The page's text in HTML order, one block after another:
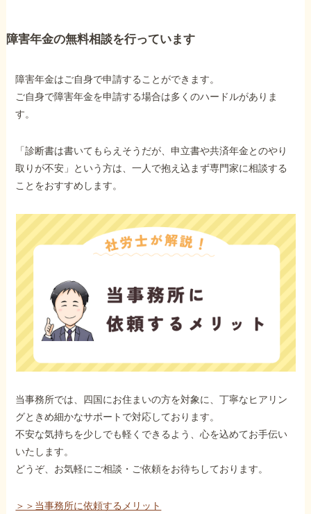
障害年金の無料相談を行っています
障害年金はご自身で申請することができます。
ご自身で障害年金を申請する場合は多くのハードルがありま
す。
「診断書は書いてもらえそうだが、申立書や共済年金とのやり
取りが不安」という方は、一人で抱え込まず専門家に相談する
ことをおすすめします。
当事務所では、四国にお住まいの方を対象に、丁寧なヒアリン
グときめ細かなサポートで対応しております。
不安な気持ちを少しでも軽くできるよう、心を込めてお手伝い
いたします。
どうぞ、お気軽にご相談・ご依頼をお待ちしております。
＞＞当事務所に依頼するメリット